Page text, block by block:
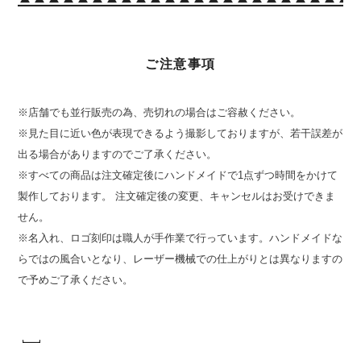
ご注意事項
※店舗でも並行販売の為、売切れの場合はご容赦ください。
※見た目に近い色が表現できるよう撮影しておりますが、若干誤差が
出る場合がありますのでご了承ください。
※すべての商品は注文確定後にハンドメイドで1点ずつ時間をかけて
製作しております。 注文確定後の変更、キャンセルはお受けできま
せん。
※名入れ、ロゴ刻印は職人が手作業で行っています。ハンドメイドな
らではの風合いとなり、レーザー機械での仕上がりとは異なりますの
で予めご了承ください。